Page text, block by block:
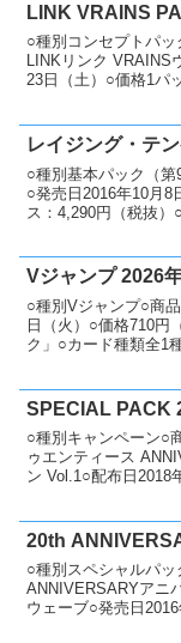
LINK VRAINS
○種別コンセプトパ
LINKリンク VRAINS
23日（土）○価格1パ
レイジング・テ
○種別基本パック（
○発売日2016年10月8
ス：4,290円（税抜）
Vジャンプ 2026
○種別Vジャンプ○商
日（火）○価格710円
ク」○カード種類全1
SPECIAL PACK
○種別キャンペーン○
ゥエンティース
ン Vol.1○配布日2018
20th
○種別スペシャルパ
ANNIVERSARYアニ
ウェーブ○発売日